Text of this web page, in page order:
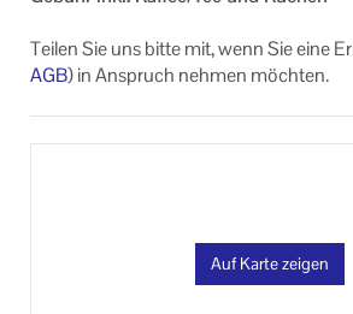
Teilen Sie uns bitte mit, wenn Sie eine
AGB) in Anspruch nehmen möchten.
Auf Karte zeigen